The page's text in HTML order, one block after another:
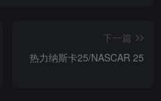
下一篇
热力纳斯卡25/NASCAR 25